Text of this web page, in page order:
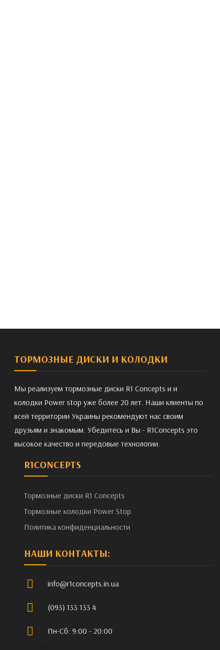
ТОРМОЗНЫЕ ДИСКИ И КОЛОДКИ
Мы реализуем тормозные диски R1 Concepts и и
колодки Power stop уже более 20 лет. Наши клиенты по
всей территории Украины рекомендуют нас своим
друзьям и знакомым. Убедитесь и Вы - R1Concepts это
высокое качество и передовые технологии.
R1CONCEPTS
Тормозные диски R1 Concepts
Тормозные колодки Power Stop
Политика конфиденциальности
НАШИ КОНТАКТЫ:
info@r1concepts.in.ua
(093) 133 133 4
Пн-Сб: 9:00 - 20:00